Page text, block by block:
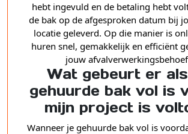
hebt ingevuld en de betaling hebt
de bak op de afgesproken datum bij
locatie geleverd. Op die manier is
huren snel, gemakkelijk en efficiënt
jouw
Wat gebeurt er
gehuurde bak vol is
mijn project is
Wanneer je gehuurde bak vol is